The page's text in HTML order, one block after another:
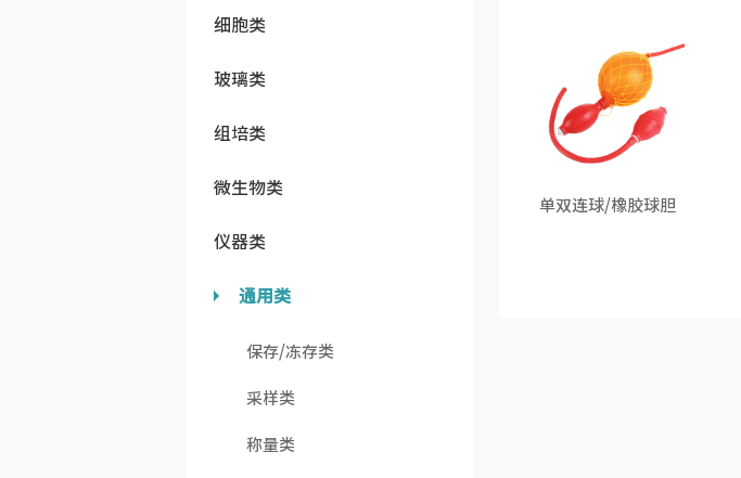
细胞类
玻璃类
组培类
微生物类
仪器类
通用类
保存/冻存类
采样类
称量类
单双连球/橡胶球胆